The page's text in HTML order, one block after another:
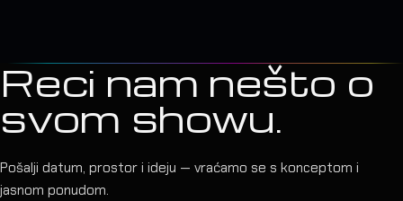
Reci nam nešto o
svom showu.
Pošalji datum, prostor i ideju — vraćamo se s konceptom i
jasnom ponudom.